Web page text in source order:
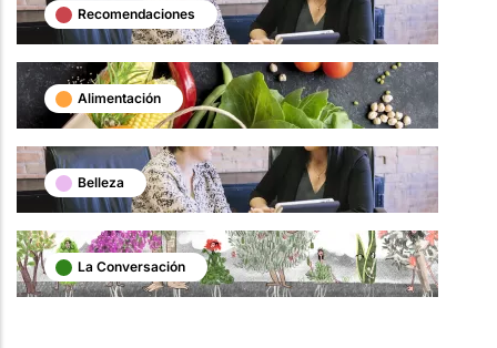
Recomendaciones
Alimentación
Belleza
La Conversación